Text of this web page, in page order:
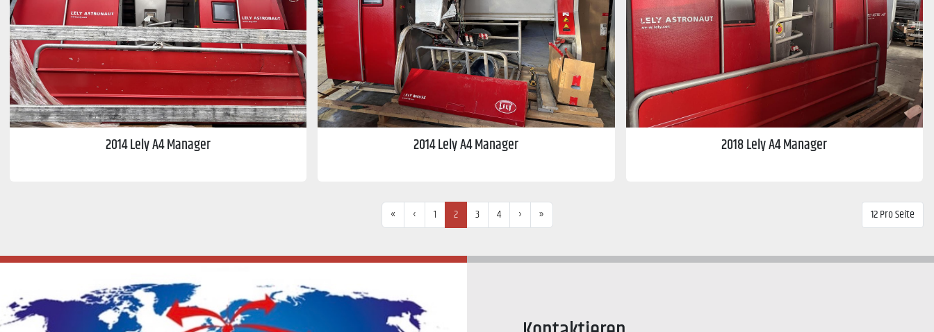
2014 Lely A4 Manager 2014 Lely A4 Manager 2018 Lely A4 Manager
« ‹ 1 2 3 4 › » 12 Pro Seite